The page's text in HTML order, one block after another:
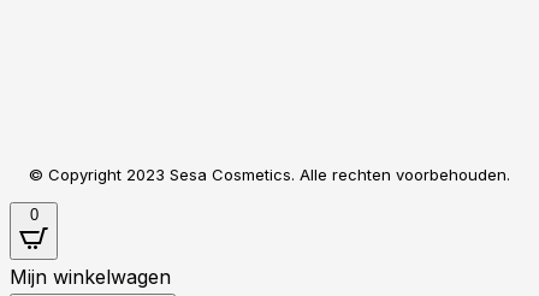
© Copyright 2023 Sesa Cosmetics. Alle rechten voorbehouden.
0
Mijn winkelwagen